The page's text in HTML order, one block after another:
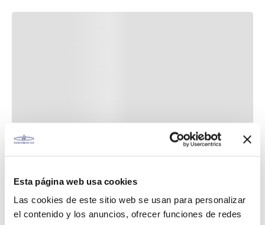
Esta página web usa cookies
Las cookies de este sitio web se usan para personalizar
el contenido y los anuncios, ofrecer funciones de redes